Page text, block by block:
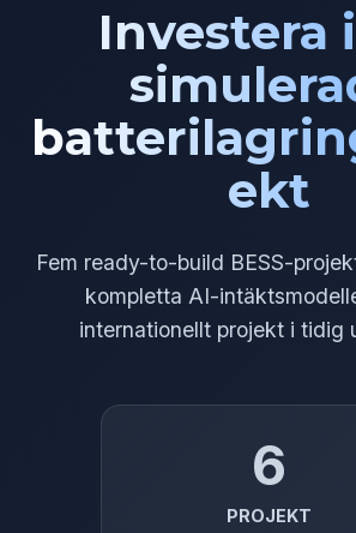
Investera
ekt
Fem ready-to-build BESS-
kompletta AI-
internationellt projekt i tidig
6
PROJEKT